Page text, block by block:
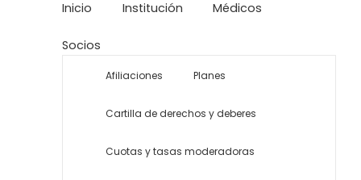
Inicio Institución Médicos
Socios
Afiliaciones Planes
Cartilla de derechos y deberes
Cuotas y tasas moderadoras